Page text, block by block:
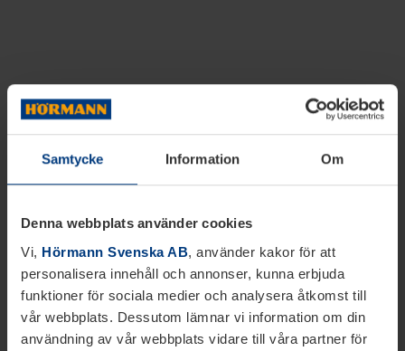
Samtycke Information Om
Denna webbplats använder cookies
Vi, Hörmann Svenska AB, använder kakor för att
personalisera innehåll och annonser, kunna erbjuda
funktioner för sociala medier och analysera åtkomst till
vår webbplats. Dessutom lämnar vi information om din
användning av vår webbplats vidare till våra partner för